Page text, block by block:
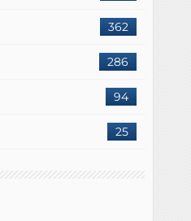
362
286
94
25